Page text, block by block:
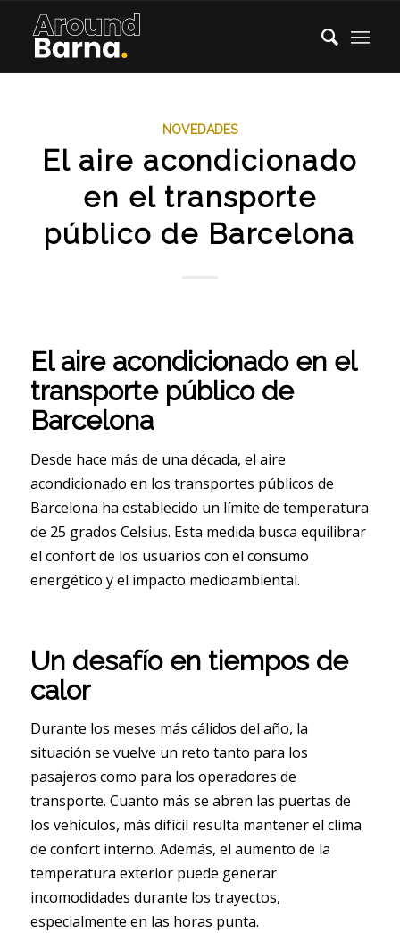
NOVEDADES
El aire acondicionado
en el transporte
público de Barcelona
El aire acondicionado en el
transporte público de
Barcelona
Desde hace más de una década, el aire
acondicionado en los transportes públicos de
Barcelona ha establecido un límite de temperatura
de 25 grados Celsius. Esta medida busca equilibrar
el confort de los usuarios con el consumo
energético y el impacto medioambiental.
Un desafío en tiempos de
calor
Durante los meses más cálidos del año, la
situación se vuelve un reto tanto para los
pasajeros como para los operadores de
transporte. Cuanto más se abren las puertas de
los vehículos, más difícil resulta mantener el clima
de confort interno. Además, el aumento de la
temperatura exterior puede generar
incomodidades durante los trayectos,
especialmente en las horas punta.